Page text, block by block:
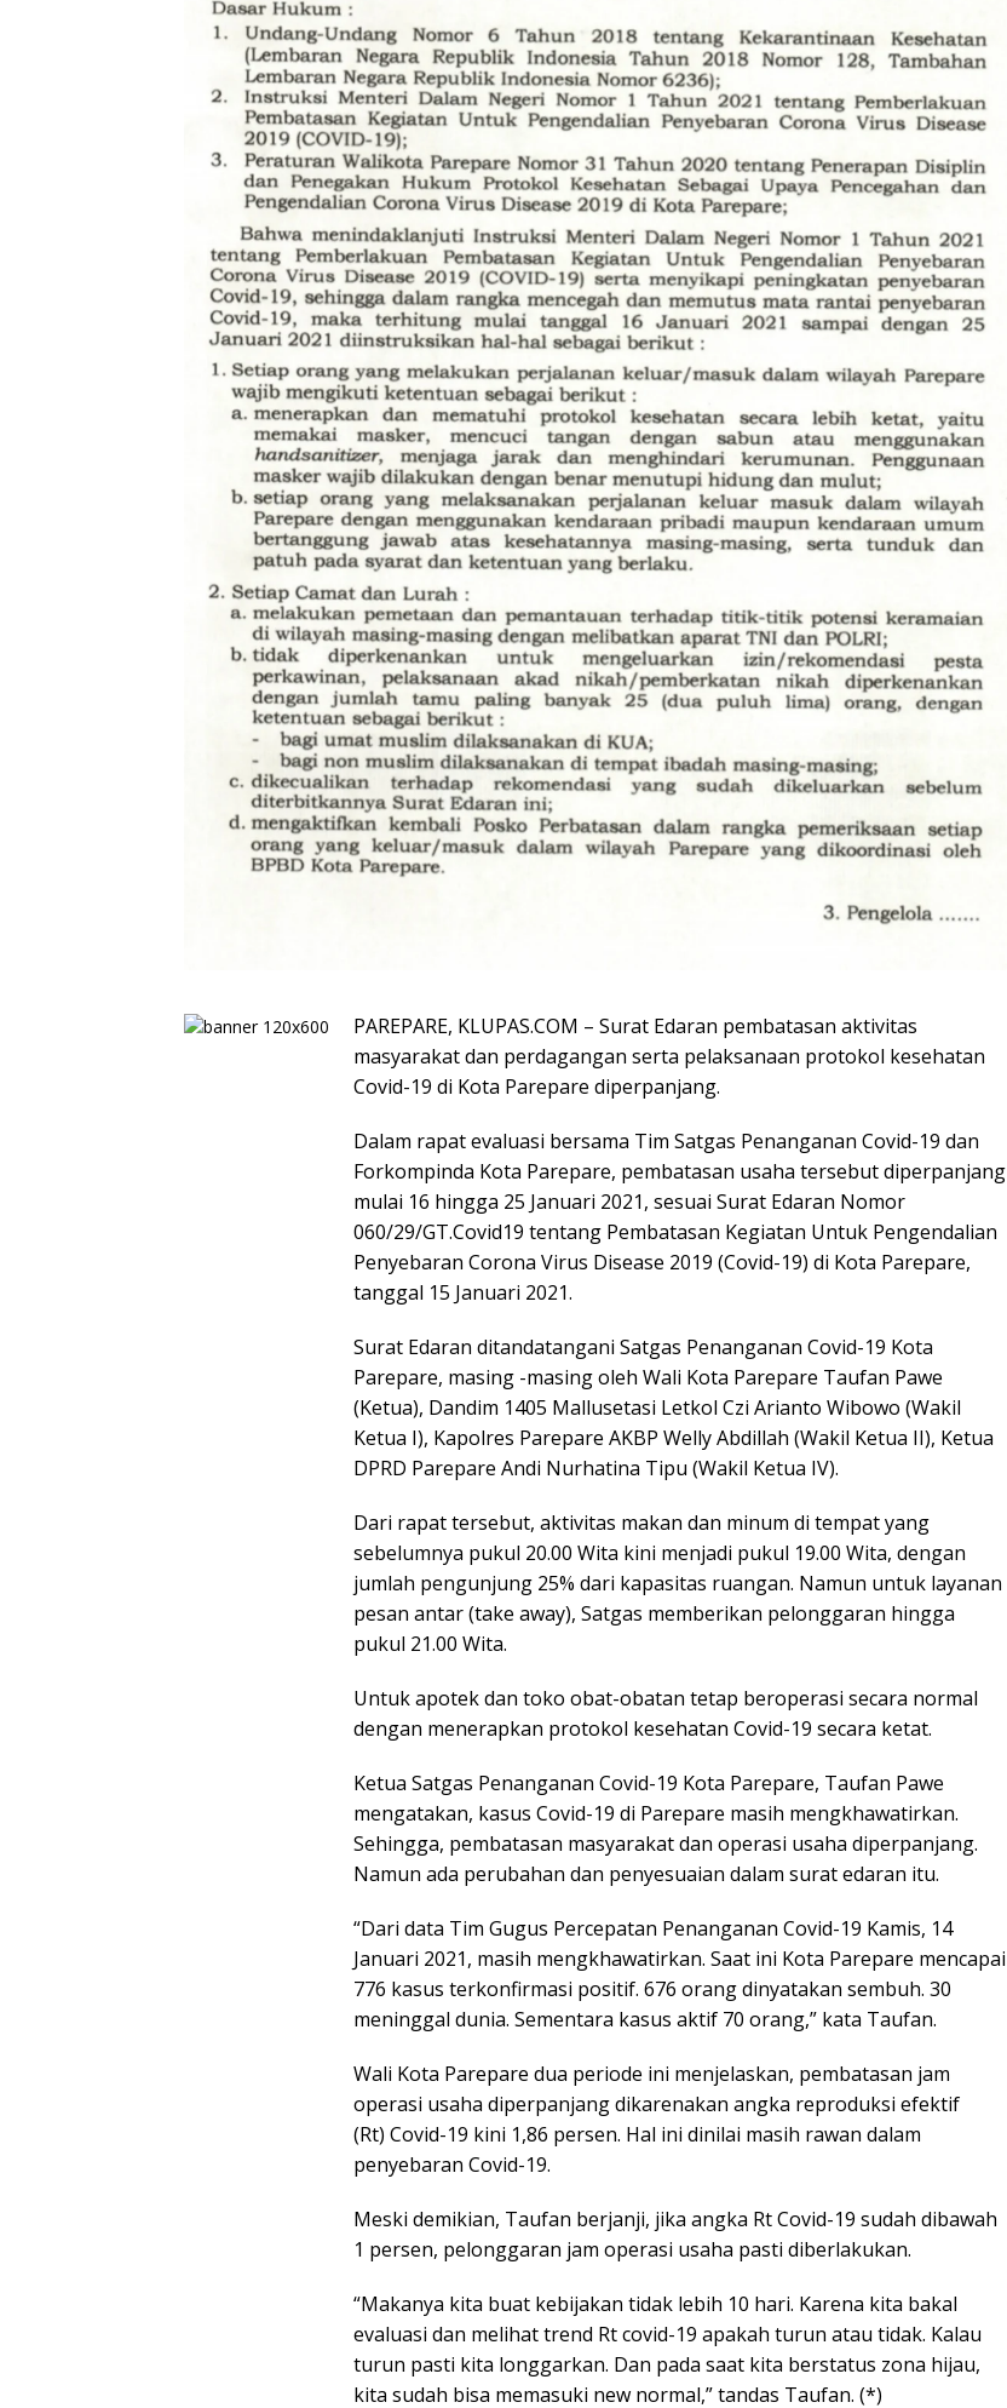
PAREPARE, KLUPAS.COM – Surat Edaran pembatasan aktivitas
masyarakat dan perdagangan serta pelaksanaan protokol kesehatan
Covid-19 di Kota Parepare diperpanjang.
Dalam rapat evaluasi bersama Tim Satgas Penanganan Covid-19 dan
Forkompinda Kota Parepare, pembatasan usaha tersebut diperpanjang
mulai 16 hingga 25 Januari 2021, sesuai Surat Edaran Nomor
060/29/GT.Covid19 tentang Pembatasan Kegiatan Untuk Pengendalian
Penyebaran Corona Virus Disease 2019 (Covid-19) di Kota Parepare,
tanggal 15 Januari 2021.
Surat Edaran ditandatangani Satgas Penanganan Covid-19 Kota
Parepare, masing -masing oleh Wali Kota Parepare Taufan Pawe
(Ketua), Dandim 1405 Mallusetasi Letkol Czi Arianto Wibowo (Wakil
Ketua I), Kapolres Parepare AKBP Welly Abdillah (Wakil Ketua II), Ketua
DPRD Parepare Andi Nurhatina Tipu (Wakil Ketua IV).
Dari rapat tersebut, aktivitas makan dan minum di tempat yang
sebelumnya pukul 20.00 Wita kini menjadi pukul 19.00 Wita, dengan
jumlah pengunjung 25% dari kapasitas ruangan. Namun untuk layanan
pesan antar (take away), Satgas memberikan pelonggaran hingga
pukul 21.00 Wita.
Untuk apotek dan toko obat-obatan tetap beroperasi secara normal
dengan menerapkan protokol kesehatan Covid-19 secara ketat.
Ketua Satgas Penanganan Covid-19 Kota Parepare, Taufan Pawe
mengatakan, kasus Covid-19 di Parepare masih mengkhawatirkan.
Sehingga, pembatasan masyarakat dan operasi usaha diperpanjang.
Namun ada perubahan dan penyesuaian dalam surat edaran itu.
“Dari data Tim Gugus Percepatan Penanganan Covid-19 Kamis, 14
Januari 2021, masih mengkhawatirkan. Saat ini Kota Parepare mencapai
776 kasus terkonfirmasi positif. 676 orang dinyatakan sembuh. 30
meninggal dunia. Sementara kasus aktif 70 orang,” kata Taufan.
Wali Kota Parepare dua periode ini menjelaskan, pembatasan jam
operasi usaha diperpanjang dikarenakan angka reproduksi efektif
(Rt) Covid-19 kini 1,86 persen. Hal ini dinilai masih rawan dalam
penyebaran Covid-19.
Meski demikian, Taufan berjanji, jika angka Rt Covid-19 sudah dibawah
1 persen, pelonggaran jam operasi usaha pasti diberlakukan.
“Makanya kita buat kebijakan tidak lebih 10 hari. Karena kita bakal
evaluasi dan melihat trend Rt covid-19 apakah turun atau tidak. Kalau
turun pasti kita longgarkan. Dan pada saat kita berstatus zona hijau,
kita sudah bisa memasuki new normal,” tandas Taufan. (*)